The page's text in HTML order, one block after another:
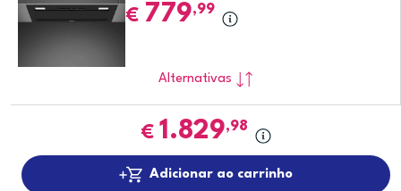
€ 779,99
Alternativas
€ 1.829,98
Adicionar ao carrinho